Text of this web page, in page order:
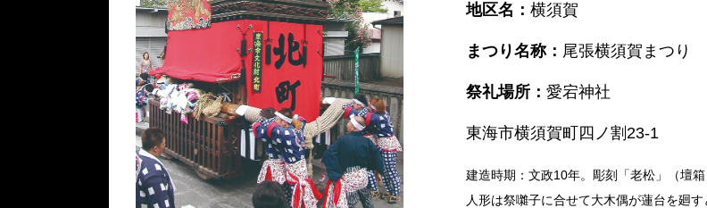
地区名： 横須賀
まつり名称： 尾張横須賀まつり
祭礼場所： 愛宕神社
東海市横須賀町四ノ割23-1
建造時期：文政10年。彫刻「老松」（壇
人形は祭囃子に合せて大木偶が蓮台を廻